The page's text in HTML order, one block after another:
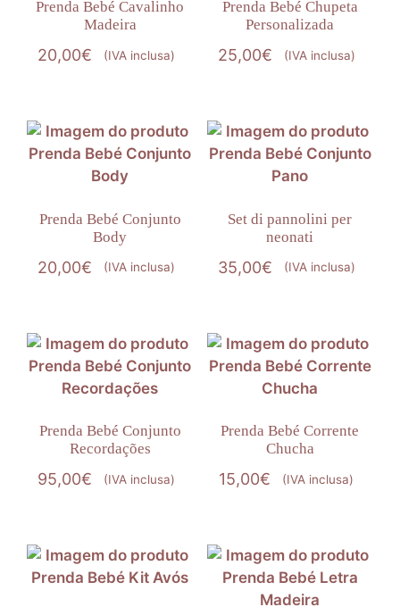
Prenda Bebé Cavalinho
Madeira
20,00€ (IVA inclusa)
Prenda Bebé Chupeta
Personalizada
25,00€ (IVA inclusa)
Prenda Bebé Conjunto
Body
20,00€ (IVA inclusa)
Set di pannolini per
neonati
35,00€ (IVA inclusa)
Prenda Bebé Conjunto
Recordações
95,00€ (IVA inclusa)
Prenda Bebé Corrente
Chucha
15,00€ (IVA inclusa)